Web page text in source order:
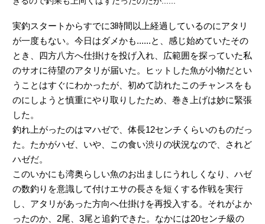
実釣スタートからすでに3時間以上経過しているのにアタリ
が一度もない。今日はダメかも......と、感じ始めていたその
とき、四方八方へ仕掛けを投げ入れ、広範囲を探っていた私
のサオに待望のアタリが届いた。ヒットした魚が小物だとい
うことはすぐにわかったが、初めて訪れたこのチャンスをも
のにしようと慎重にやり取りしたため、巻き上げは妙に緊張
した。
釣れ上がったのはマハゼで、体長12センチくらいのものだっ
た。たかがハゼ、いや、この食い渋りの状況なので、されど
ハゼだ。
このいかにも湾奥らしい魚のお出ましにうれしくなり、ハゼ
の数釣りを意識して付けエサの長さを短くする作戦を実行
し、アタリがあった方向へ仕掛けを再投入する。それがよか
ったのか、2尾、3尾と追釣できた。なかには20センチ級の